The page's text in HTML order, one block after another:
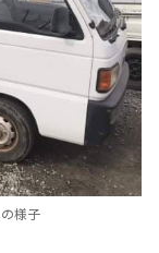
様子